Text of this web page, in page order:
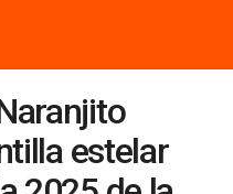
estelar